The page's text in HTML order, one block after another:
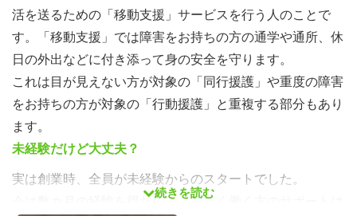
活を送るための「移動支援」サービスを行う人のことで
す。「移動支援」では障害をお持ちの方の通学や通所、休
日の外出などに付き添って身の安全を守ります。
これは目が見えない方が対象の「同行援護」や重度の障害
をお持ちの方が対象の「行動援護」と重複する部分もあり
ます。
未経験だけど大丈夫？
実は創業時、全員が未経験からのスタートでした。
今は数カ月の経験を得たので、新しく働く方のサポートは
続きを読む